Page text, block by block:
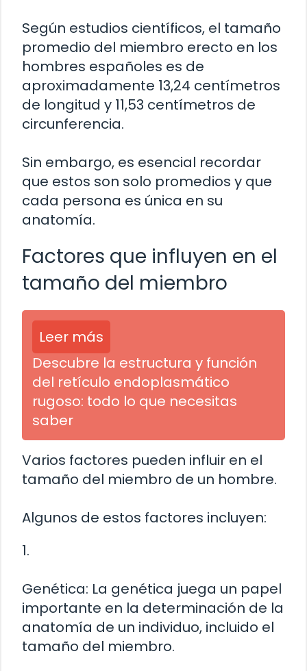
Según estudios científicos, el tamaño
promedio del miembro erecto en los
hombres españoles es de
aproximadamente 13,24 centímetros
de longitud y 11,53 centímetros de
circunferencia.
Sin embargo, es esencial recordar
que estos son solo promedios y que
cada persona es única en su
anatomía.
Factores que influyen en el
tamaño del miembro
Leer más
Descubre la estructura y función
del retículo endoplasmático
rugoso: todo lo que necesitas
saber
Varios factores pueden influir en el
tamaño del miembro de un hombre.
Algunos de estos factores incluyen:
1.
Genética: La genética juega un papel
importante en la determinación de la
anatomía de un individuo, incluido el
tamaño del miembro.